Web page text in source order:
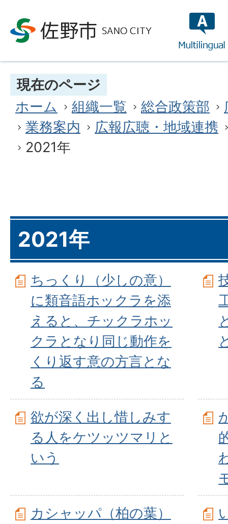
現在のページ
ホーム
組織一覧 総合政策部
業務案内
広報広聴・地域連携
2021年
2021年
ちっくり（少しの意）
に類音語ホックラを添
えると、チックラホッ
クラとなり同じ動作を
くり返す意の方言とな
る
欲が深く出し惜しみす
る人をケツッツマリと
いう
カシャッパ（柏の葉）